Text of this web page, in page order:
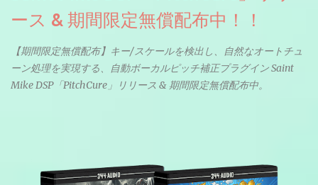
ース & 期間限定無償配布中！！
【期間限定無償配布】キー/スケールを検出し、自然なオートチュ
ーン処理を実現する、自動ボーカルピッチ補正プラグイン Saint
Mike DSP「PitchCure」リリース & 期間限定無償配布中。